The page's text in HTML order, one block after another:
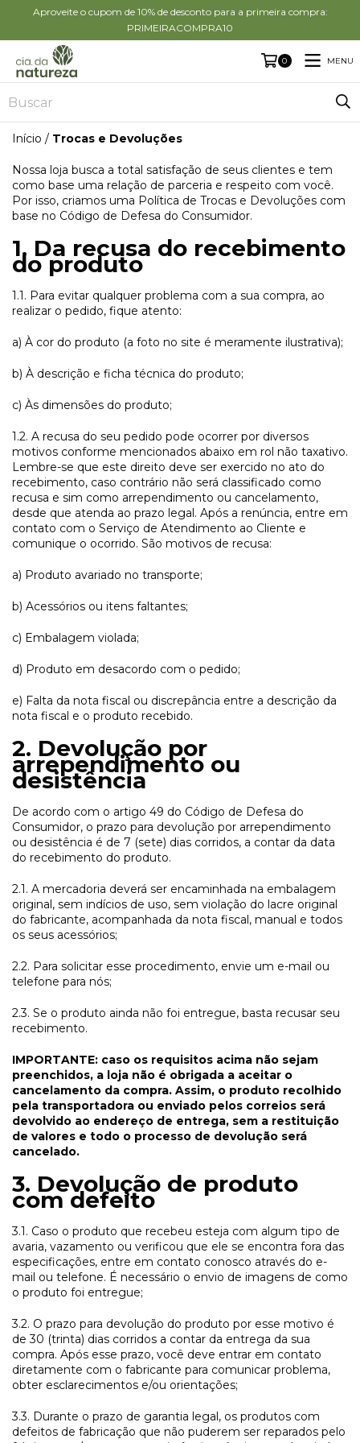
Aproveite o cupom de 10% de desconto para a primeira compra:
PRIMEIRACOMPRA10
0 MENU
Início / Trocas e Devoluções
Nossa loja busca a total satisfação de seus clientes e tem
como base uma relação de parceria e respeito com você.
Por isso, criamos uma Política de Trocas e Devoluções com
base no Código de Defesa do Consumidor.
1. Da recusa do recebimento
do produto
1.1. Para evitar qualquer problema com a sua compra, ao
realizar o pedido, fique atento:
a) À cor do produto (a foto no site é meramente ilustrativa);
b) À descrição e ficha técnica do produto;
c) Às dimensões do produto;
1.2. A recusa do seu pedido pode ocorrer por diversos
motivos conforme mencionados abaixo em rol não taxativo.
Lembre-se que este direito deve ser exercido no ato do
recebimento, caso contrário não será classificado como
recusa e sim como arrependimento ou cancelamento,
desde que atenda ao prazo legal. Após a renúncia, entre em
contato com o Serviço de Atendimento ao Cliente e
comunique o ocorrido. São motivos de recusa:
a) Produto avariado no transporte;
b) Acessórios ou itens faltantes;
c) Embalagem violada;
d) Produto em desacordo com o pedido;
e) Falta da nota fiscal ou discrepância entre a descrição da
nota fiscal e o produto recebido.
2. Devolução por
arrependimento ou
desistência
De acordo com o artigo 49 do Código de Defesa do
Consumidor, o prazo para devolução por arrependimento
ou desistência é de 7 (sete) dias corridos, a contar da data
do recebimento do produto.
2.1. A mercadoria deverá ser encaminhada na embalagem
original, sem indícios de uso, sem violação do lacre original
do fabricante, acompanhada da nota fiscal, manual e todos
os seus acessórios;
2.2. Para solicitar esse procedimento, envie um e-mail ou
telefone para nós;
2.3. Se o produto ainda não foi entregue, basta recusar seu
recebimento.
IMPORTANTE: caso os requisitos acima não sejam
preenchidos, a loja não é obrigada a aceitar o
cancelamento da compra. Assim, o produto recolhido
pela transportadora ou enviado pelos correios será
devolvido ao endereço de entrega, sem a restituição
de valores e todo o processo de devolução será
cancelado.
3. Devolução de produto
com defeito
3.1. Caso o produto que recebeu esteja com algum tipo de
avaria, vazamento ou verificou que ele se encontra fora das
especificações, entre em contato conosco através do e-
mail ou telefone. É necessário o envio de imagens de como
o produto foi entregue;
3.2. O prazo para devolução do produto por esse motivo é
de 30 (trinta) dias corridos a contar da entrega da sua
compra. Após esse prazo, você deve entrar em contato
diretamente com o fabricante para comunicar problema,
obter esclarecimentos e/ou orientações;
3.3. Durante o prazo de garantia legal, os produtos com
defeitos de fabricação que não puderem ser reparados pelo